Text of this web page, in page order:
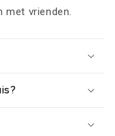
met vrienden.